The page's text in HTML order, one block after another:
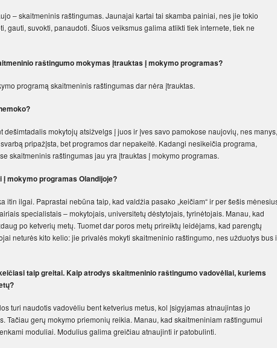
– skaitmeninis raštingumas. Jaunajai kartai tai skamba painiai, nes jie tokio
gauti, suvokti, panaudoti. Šiuos veiksmus galima atlikti tiek internete, tiek ne
raštingumo mokymas įtrauktas į mokymo programas?
programą skaitmeninis raštingumas dar nėra įtrauktas.
mokytojų atsižvelgs į juos ir įves savo pamokose naujovių, nes manys,
pripažįsta, bet programos dar nepakeitė. Kadangi nesikeičia programa,
skaitmeninis raštingumas jau yra įtrauktas į mokymo programas.
mokymo programas Olandijoje?
itin ilgai. Paprastai nebūna taip, kad valdžia pasako „keičiam“ ir per šešis
specialistais – mokytojais, universitetų dėstytojais, tyrinėtojais. Manau, kad
po ketverių metų. Tuomet dar poros metų prireiktų leidėjams, kad parengtų
neturės kito kelio: jie privalės mokyti skaitmeninio raštingumo, nes užduotys bus
taip greitai. Kaip atrodys skaitmeninio raštingumo vadovėliai, kuriems
turi naudotis vadovėliu bent ketverius metus, kol įsigyjamas atnaujintas jo
Tačiau gerų mokymo priemonių reikia. Manau, kad skaitmeniniam raštingumui
moduliai. Modulius galima greičiau atnaujinti ir patobulinti.